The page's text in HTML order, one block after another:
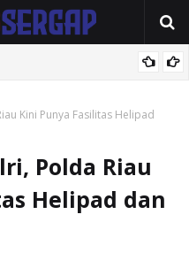
Kini Punya Fasilitas Helipad
Polda Riau
Helipad dan